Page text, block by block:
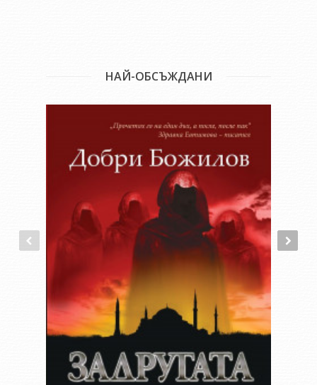
НАЙ-ОБСЪЖДАНИ